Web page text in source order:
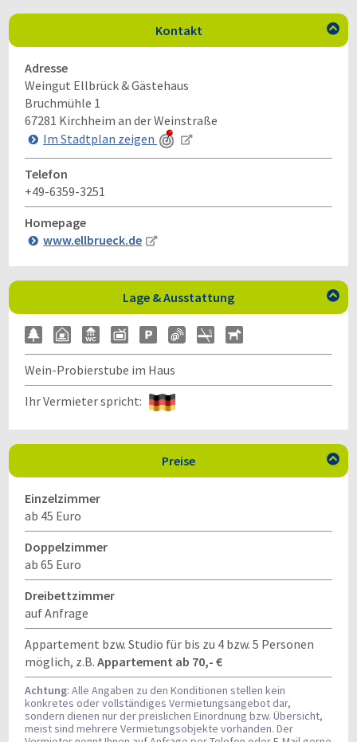
Kontakt 
Adresse
Weingut Ellbrück & Gästehaus
Bruchmühle 1
67281 Kirchheim an der Weinstraße
Im Stadtplan zeigen
Telefon
+49-6359-3251
Homepage
www.ellbrueck.de
Lage & Ausstattung 
Wein-Probierstube im Haus
Ihr Vermieter spricht:
Preise 
Einzelzimmer
ab 45 Euro
Doppelzimmer
ab 65 Euro
Dreibettzimmer
auf Anfrage
Appartement bzw. Studio für bis zu 4 bzw. 5 Personen
möglich, z.B. Appartement ab 70,- €
Achtung: Alle Angaben zu den Konditionen stellen kein
konkretes oder vollständiges Vermietungsangebot dar,
sondern dienen nur der preislichen Einordnung bzw. Übersicht,
meist sind mehrere Vermietungsobjekte vorhanden. Der